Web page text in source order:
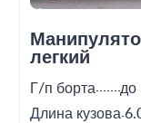
легкий
Г/п борта
до
Длина кузова